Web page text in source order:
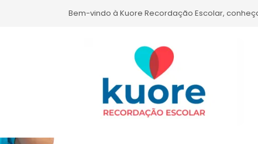
Bem-vindo à Kuore Recordação Escolar,